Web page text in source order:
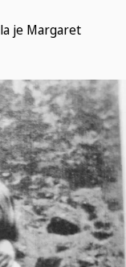
je Margaret